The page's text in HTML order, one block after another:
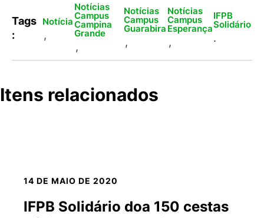
Tags
:
Notícia
,
Notícias
Campus
Campina
Grande
,
Notícias
Campus
Guarabira
,
Notícias
Campus
Esperança
,
IFPB
Solidário
.
Itens relacionados
14 DE MAIO DE 2020
IFPB Solidário doa 150 cestas